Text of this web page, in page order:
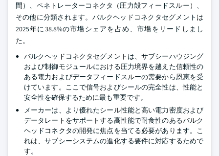
間）、ペネトレーターコネクタ（圧力殻フィードスルー）、
その他に分類されます。バルクヘッドコネクタセグメントは
2025年に38.8%の市場シェアを占め、市場をリードしまし
た。
バルクヘッドコネクタセグメントは、サブシーハウジング
および制御モジュールにおける圧力境界を越えた信頼性の
ある電力およびデータフィードスルーの需要から恩恵を受
けています。ここで信号およびシールの完全性は、性能と
安全性を確保するために最も重要です。
メーカーは、より優れたシール性能と高い電力密度および
データレートをサポートする高性能で耐食性のあるバルク
ヘッドコネクタの開発に焦点を当てる必要があります。こ
れは、サブシーシステムの進化する要件に対応するためで
す。